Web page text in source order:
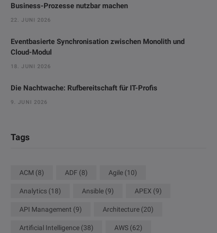
Business-Prozesse nutzbar machen
22. JUNI 2026
Eventbasierte Synchronisation zwischen Monolith und
Cloud-Modul
18. JUNI 2026
Die Nachtwache: Rufbereitschaft für IT-Profis
9. JUNI 2026
Tags
ACM (8) ADF (8) Agile (10)
Analytics (18) Ansible (9) APEX (9)
API Management (9) Architecture (20)
Artificial Intelligence (38) AWS (62)